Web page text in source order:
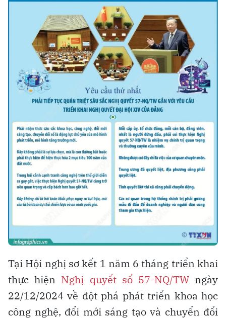
Tại Hội nghị sơ kết 1 năm 6 tháng triển khai
thực hiện Nghị quyết số 57-NQ/TWngày
22/12/2024 về đột phá phát triển khoa học
công nghệ, đổi mới sáng tạo và chuyển đổi